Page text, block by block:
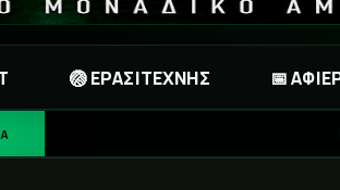
🏐 ΕΡΑΣΙΤΕΧΝΗΣ 📅
ΠΡΑΣΙΝΗ ΦΩΝΗ: